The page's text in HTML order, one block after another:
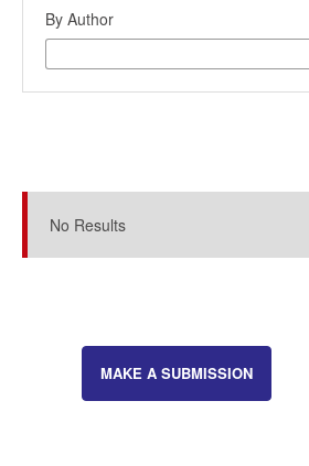
By Author
No Results
MAKE A SUBMISSION